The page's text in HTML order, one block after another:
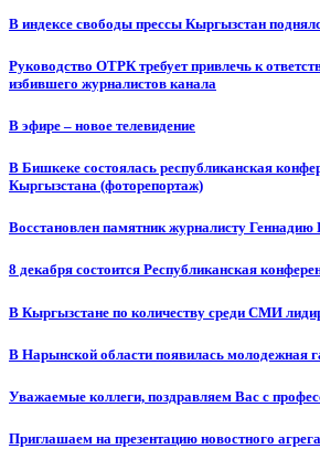
В индексе свободы прессы Кыргызстан
Руководство ОТРК требует привлечь к
избившего журналистов канала
В эфире – новое телевидение
В Бишкеке состоялась республиканская
Кыргызстана (фоторепортаж)
Восстановлен памятник журналисту
8 декабря состоится Республиканская
В Кыргызстане по количеству среди СМИ
В Нарынской области появилась молодежная
Уважаемые коллеги, поздравляем Вас с
Приглашаем на презентацию новостного